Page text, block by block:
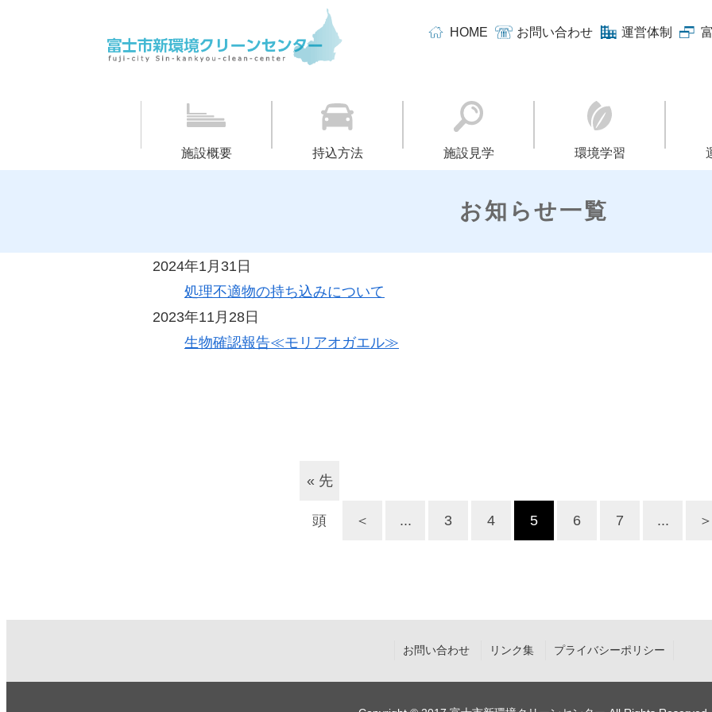
HOME お問い合わせ 運営体制
施設概要 持込方法 施設見学 環境学習
お知らせ一覧
2024年1月31日
処理不適物の持ち込みについて
2023年11月28日
生物確認報告≪モリアオガエル≫
« 先
頭 ＜ ... 3 4 5 6 7 ... ＞
お問い合わせ リンク集 プライバシーポリシー